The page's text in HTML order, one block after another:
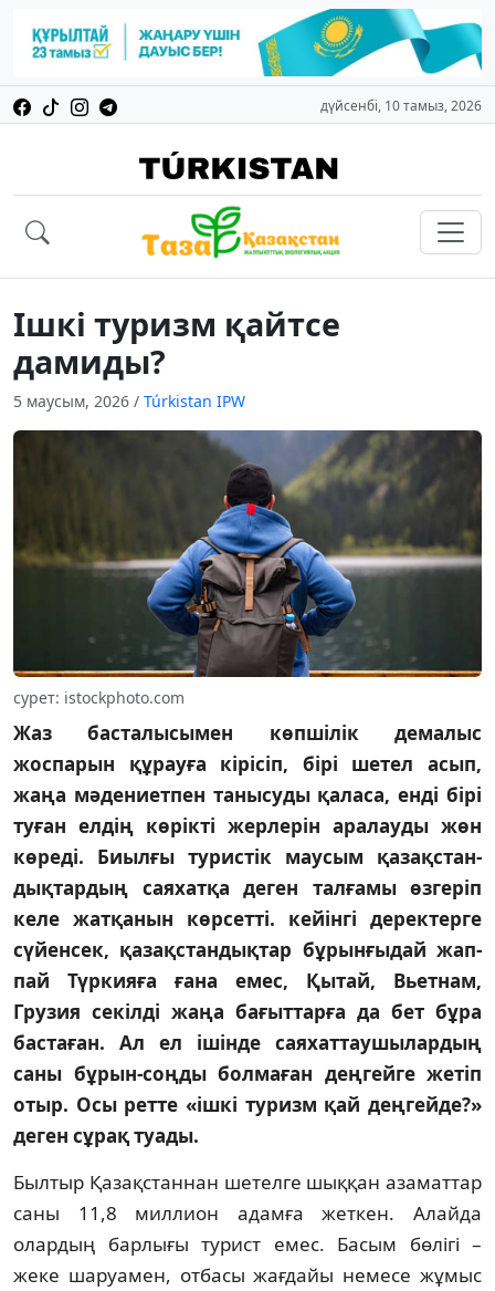
дүйсенбі, 10 тамыз, 2026
Ішкі туризм қайтсе
дамиды?
5 маусым, 2026 / Túrkіstan IPW
сурет: istockphoto.com
Жаз басталысымен көпшілік демалыс
жоспарын құрауға кірісіп, бірі шетел асып,
жаңа мәдениетпен танысуды қаласа, енді бірі
туған елдің көрікті жерлерін аралауды жөн
көреді. Биылғы туристік маусым қазақстан­
дық­тар­дың саяхатқа деген талғамы өзгеріп
келе жатқанын көрсетті. кейінгі деректерге
сүйенсек, қазақ­стандықтар бұрынғыдай жап­
пай Түркияға ғана емес, Қытай, Вьетнам,
Грузия секілді жаңа бағыттарға да бет бұра
бастаған. Ал ел ішінде саяхат­таушылардың
саны бұрын-соңды болмаған деңгейге жетіп
отыр. Осы ретте «ішкі туризм қай дең­гейде?»
деген сұрақ туады.
Былтыр Қазақстаннан шетелге шық­қан азаматтар
саны 11,8 миллион адамға жеткен. Алайда
олардың барлығы турист емес. Басым бөлігі –
жеке шаруамен, отбасы жағдайы немесе жұмыс